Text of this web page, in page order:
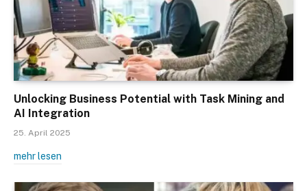
Unlocking Business Potential with Task Mining and
AI Integration
25. April 2025
mehr lesen